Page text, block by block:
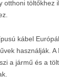
otthoni
kábel
használják.
a jármű és a